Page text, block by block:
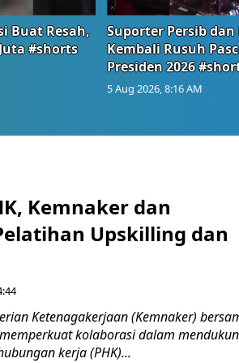
Buat Resah,
#shorts
Suporter Persib dan
Kembali Rusuh
Presiden 2026
5 Aug 2026, 8:16 AM
Kemnaker dan
Upskilling dan
Ketenagakerjaan (Kemnaker)
kolaborasi dalam
kerja (PHK)...